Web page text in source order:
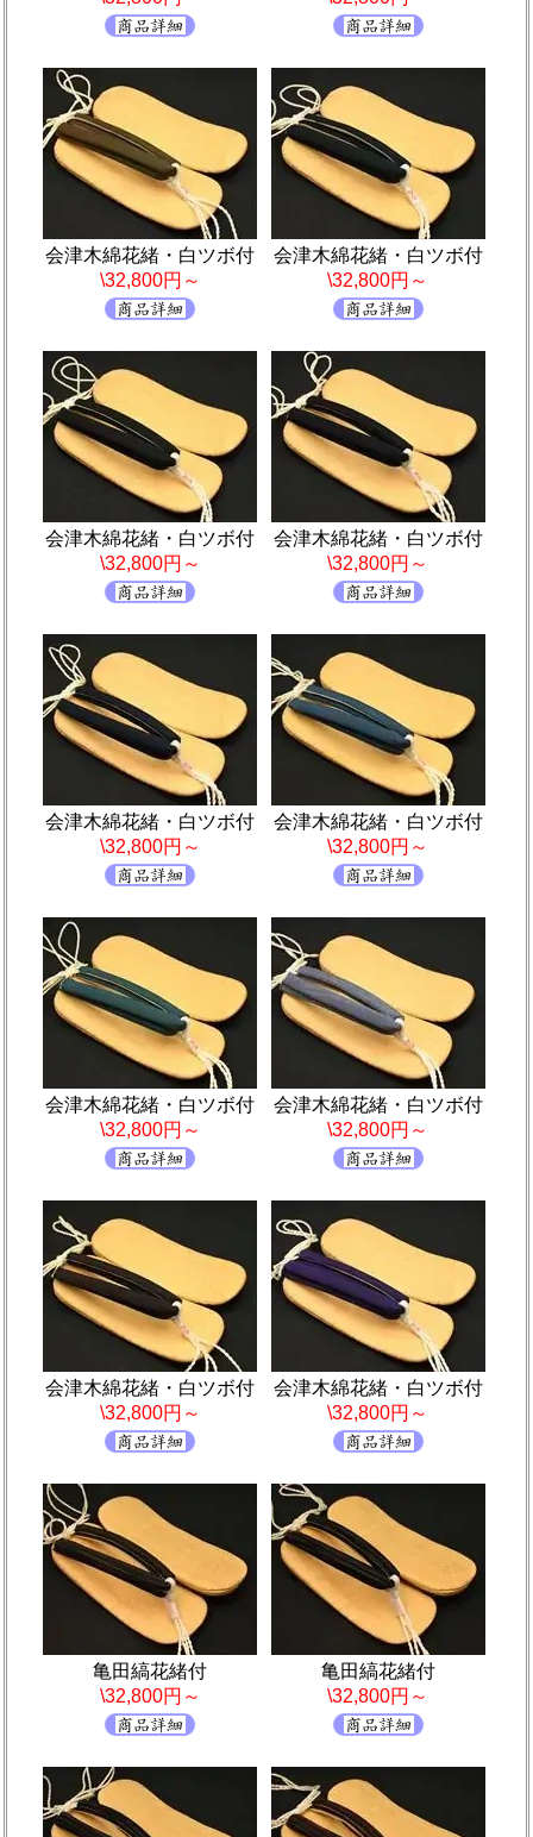
会津木綿花緒・白ツボ付
\32,800円～
会津木綿花緒・白ツボ付
\32,800円～
会津木綿花緒・白ツボ付
\32,800円～
会津木綿花緒・白ツボ付
\32,800円～
会津木綿花緒・白ツボ付
\32,800円～
会津木綿花緒・白ツボ付
\32,800円～
会津木綿花緒・白ツボ付
\32,800円～
会津木綿花緒・白ツボ付
\32,800円～
会津木綿花緒・白ツボ付
\32,800円～
会津木綿花緒・白ツボ付
\32,800円～
亀田縞花緒付
\32,800円～
亀田縞花緒付
\32,800円～